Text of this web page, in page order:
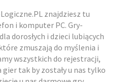
znajdziesz tu
i komputer PC. Gry-
dorosłych i dzieci lubiących
zmuszają do myślenia i
wszystkich do rejestracji,
tak by zostały u nas tylko